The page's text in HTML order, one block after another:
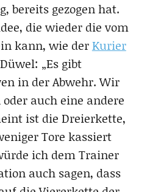
bereits gezogen hat.
die wieder die vom
kann, wie derKurier
„Es gibt
in der Abwehr. Wir
auch eine andere
ist die Dreierkette,
Tore kassiert
ich dem Trainer
auch sagen, dass